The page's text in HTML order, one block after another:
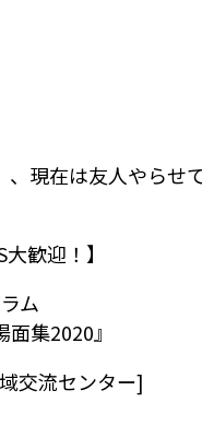
現在は友人やらせ
歓迎！】
ム
集2020』
交流センター]